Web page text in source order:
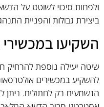
ולפחות סיכוי לשוטט על
ביצירת גבולות והפניית
השקיעו
שיטה יעילה נוספת להרחיק
להשקיע במכשירים
הנשמעים רק לחתולים. ניתן